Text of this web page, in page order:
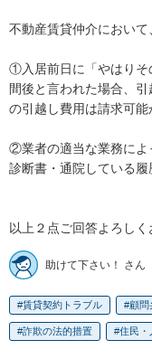
不動産賃貸仲介において
①入居前日に「やはりそ
間後と言われた場合、
の引越し費用は請求可能
②業者の適当な業務によ
診断書・通院している履
以上２点ご回答よろしく
助けて下さい！ さん
賃貸契約トラブル 顧問
詐欺の法的措置 住民・